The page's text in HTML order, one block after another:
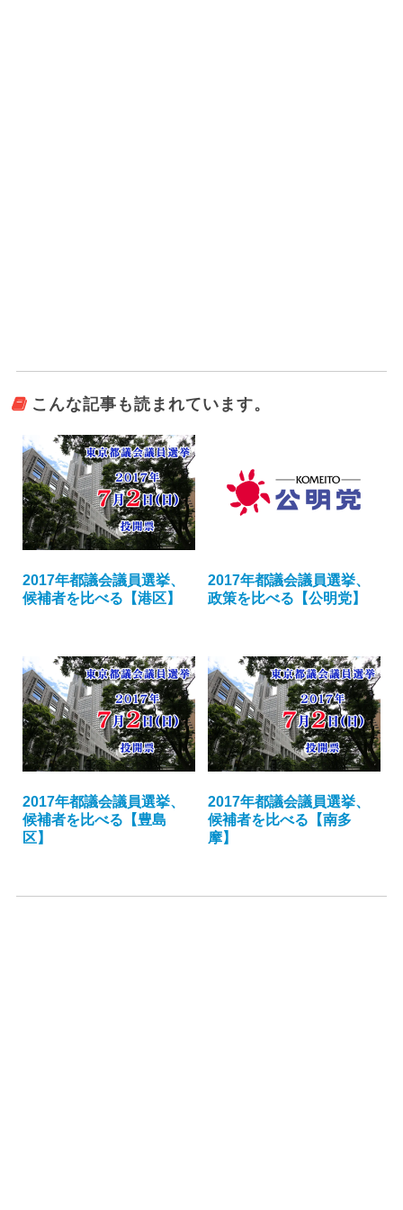
こんな記事も読まれています。
2017年都議会議員選挙、
候補者を比べる【港区】
2017年都議会議員選挙、
政策を比べる【公明党】
2017年都議会議員選挙、
候補者を比べる【豊島
区】
2017年都議会議員選挙、
候補者を比べる【南多
摩】